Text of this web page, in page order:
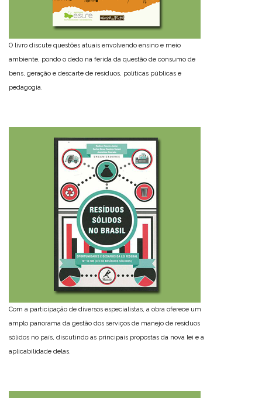
O livro discute questões atuais envolvendo ensino e meio
ambiente, pondo o dedo na ferida da questão de consumo de
bens, geração e descarte de resíduos, políticas públicas e
pedagogia.
Com a participação de diversos especialistas, a obra oferece um
amplo panorama da gestão dos serviços de manejo de resíduos
sólidos no país, discutindo as principais propostas da nova lei e a
aplicabilidade delas.